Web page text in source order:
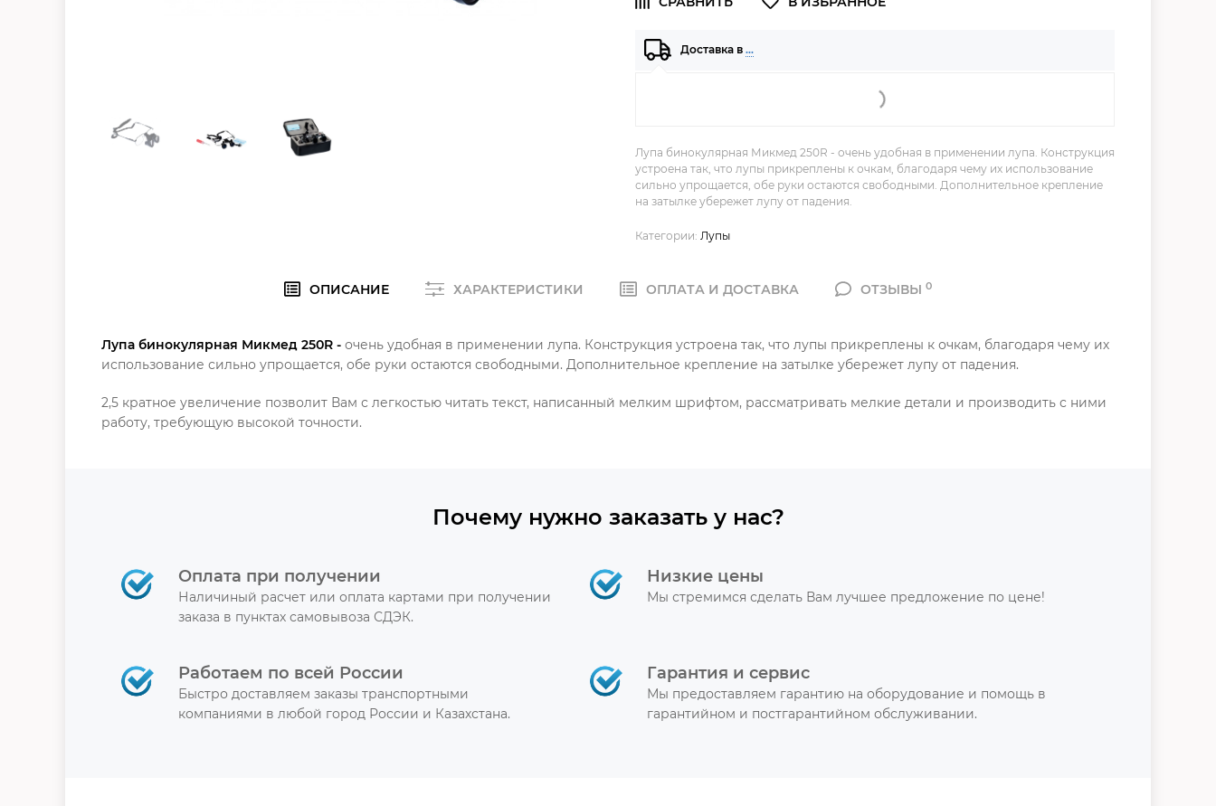
Доставка в …
Лупа бинокулярная Микмед 250R - очень удобная в применении лупа. Конструкция
устроена так, что лупы прикреплены к очкам, благодаря чему их использование
сильно упрощается, обе руки остаются свободными. Дополнительное крепление
на затылке убережет лупу от падения.
Категории: Лупы
ОПИСАНИЕ ХАРАКТЕРИСТИКИ ОПЛАТА И ДОСТАВКА ОТЗЫВЫ0
Лупа бинокулярная Микмед 250R - очень удобная в применении лупа. Конструкция устроена так, что лупы прикреплены к очкам, благодаря чему их
использование сильно упрощается, обе руки остаются свободными. Дополнительное крепление на затылке убережет лупу от падения.
2,5 кратное увеличение позволит Вам с легкостью читать текст, написанный мелким шрифтом, рассматривать мелкие детали и производить с ними
работу, требующую высокой точности.
Почему нужно заказать у нас?
Оплата при получении
Наличиный расчет или оплата картами при получении
заказа в пунктах самовывоза СДЭК.
Низкие цены
Мы стремимся сделать Вам лучшее предложение по цене!
Работаем по всей России
Быстро доставляем заказы транспортными
компаниями в любой город России и Казахстана.
Гарантия и сервис
Мы предоставляем гарантию на оборудование и помощь в
гарантийном и постгарантийном обслуживании.